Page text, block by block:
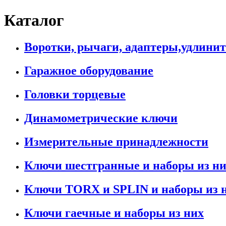
Каталог
Воротки, рычаги,
Гаражное оборудование
Головки торцевые
Динамометрические ключи
Измерительные принадлежности
Ключи шестгранные и наборы из
Ключи TORX и SPLIN и наборы из
Ключи гаечные и наборы из них